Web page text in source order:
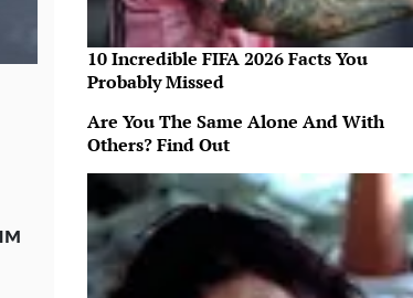
10 Incredible FIFA 2026 Facts You
Probably Missed
Are You The Same Alone And With
Others? Find Out